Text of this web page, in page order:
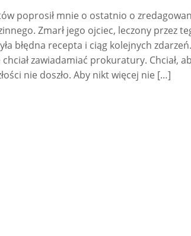
poprosił mnie o ostatnio o
Zmarł jego ojciec, leczony przez
błędna recepta i ciąg kolejnych
zawiadamiać prokuratury. Chciał,
nie doszło. Aby nikt więcej nie […]